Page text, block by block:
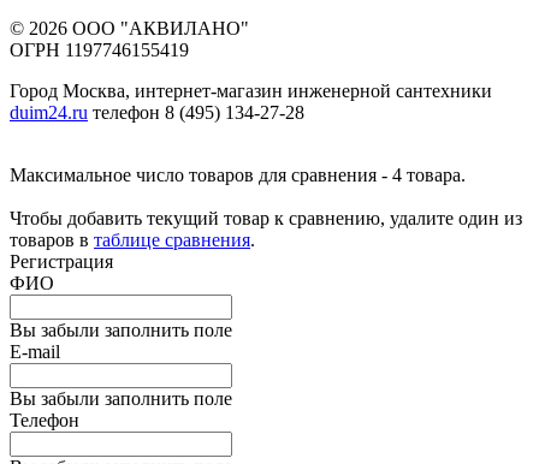
© 2026 ООО "АКВИЛАНО"
ОГРН 1197746155419
Город Москва, интернет-магазин инженерной сантехники
duim24.ru телефон 8 (495) 134-27-28
Максимальное число товаров для сравнения - 4 товара.
Чтобы добавить текущий товар к сравнению, удалите один из
товаров в таблице сравнения.
Регистрация
ФИО
Вы забыли заполнить поле
E-mail
Вы забыли заполнить поле
Телефон